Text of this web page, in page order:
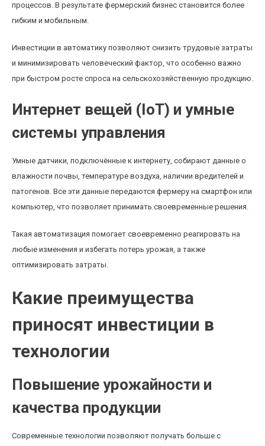
процессов. В результате фермерский бизнес становится более
гибким и мобильным.
Инвестиции в автоматику позволяют снизить трудовые затраты
и минимизировать человеческий фактор, что особенно важно
при быстром росте спроса на сельскохозяйственную продукцию.
Интернет вещей (IoT) и умные
системы управления
Умные датчики, подключённые к интернету, собирают данные о
влажности почвы, температуре воздуха, наличии вредителей и
патогенов. Все эти данные передаются фермеру на смартфон или
компьютер, что позволяет принимать своевременные решения.
Такая автоматизация помогает своевременно реагировать на
любые изменения и избегать потерь урожая, а также
оптимизировать затраты.
Какие преимущества
приносят инвестиции в
технологии
Повышение урожайности и
качества продукции
Современные технологии позволяют получать больше с